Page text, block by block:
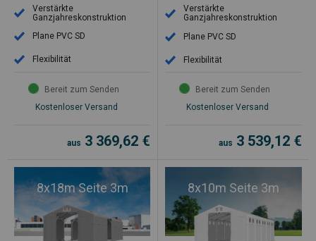
Verstärkte
Ganzjahreskonstruktion
Plane PVC SD
Flexibilität
Bereit zum Senden
Kostenloser Versand
aus 3 369,62 €
Verstärkte
Ganzjahreskonstruktion
Plane PVC SD
Flexibilität
Bereit zum Senden
Kostenloser Versand
aus 3 539,12 €
8x18m Seite 3m 8x10m Seite 3m